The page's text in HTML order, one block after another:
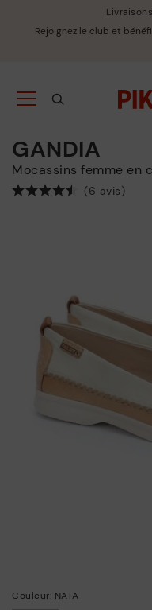
Rejoignez le club et
GANDIA
Mocassins femme
(6 avis)
Couleur: NATA